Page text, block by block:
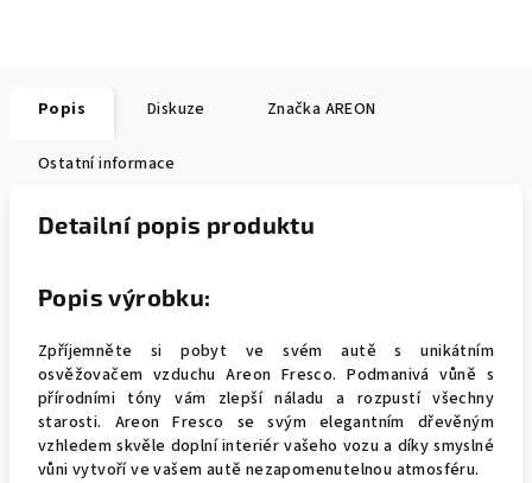
Popis Diskuze Značka AREON
Ostatní informace
Detailní popis produktu
Popis výrobku:
Zpříjemněte si pobyt ve svém autě s unikátním
osvěžovačem vzduchu Areon Fresco. Podmanivá vůně s
přírodními tóny vám zlepší náladu a rozpustí všechny
starosti. Areon Fresco se svým elegantním dřevěným
vzhledem skvěle doplní interiér vašeho vozu a díky smyslné
vůni vytvoří ve vašem autě nezapomenutelnou atmosféru.